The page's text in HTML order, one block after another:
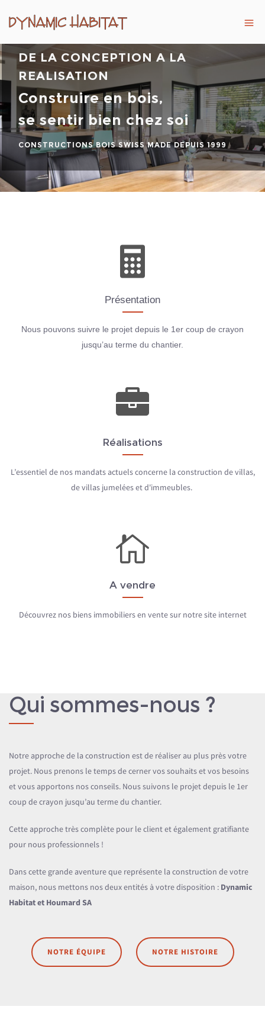
DE LA CONCEPTION A LA
REALISATION
Construire en bois,
se sentir bien chez soi
CONSTRUCTIONS BOIS SWISS MADE DEPUIS 1999
Présentation
Nous pouvons suivre le projet depuis le 1er coup de crayon
jusqu’au terme du chantier.
Réalisations
L’essentiel de nos mandats actuels concerne la construction de villas,
de villas jumelées et d'immeubles.
A vendre
Découvrez nos biens immobiliers en vente sur notre site internet
Qui sommes-nous ?
Notre approche de la construction est de réaliser au plus près votre
projet. Nous prenons le temps de cerner vos souhaits et vos besoins
et vous apportons nos conseils. Nous suivons le projet depuis le 1er
coup de crayon jusqu’au terme du chantier.
Cette approche très complète pour le client et également gratifiante
pour nous professionnels !
Dans cette grande aventure que représente la construction de votre
maison, nous mettons nos deux entités à votre disposition : Dynamic
Habitat et Houmard SA
NOTRE ÉQUIPE NOTRE HISTOIRE